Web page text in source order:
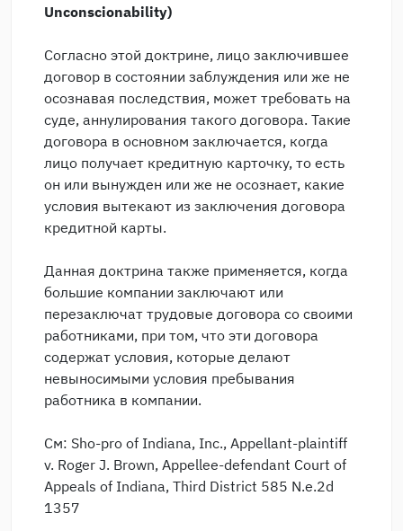
Unconscionability)
Согласно этой доктрине, лицо заключившее
договор в состоянии заблуждения или же не
осознавая последствия, может требовать на
суде, аннулирования такого договора. Такие
договора в основном заключается, когда
лицо получает кредитную карточку, то есть
он или вынужден или же не осознает, какие
условия вытекают из заключения договора
кредитной карты.
Данная доктрина также применяется, когда
большие компании заключают или
перезаключат трудовые договора со своими
работниками, при том, что эти договора
содержат условия, которые делают
невыносимыми условия пребывания
работника в компании.
См: Sho-pro of Indiana, Inc., Appellant-plaintiff
v. Roger J. Brown, Appellee-defendant Court of
Appeals of Indiana, Third District 585 N.e.2d
1357